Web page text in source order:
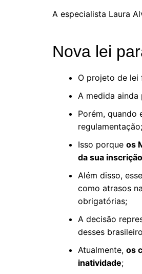
A especialista Laura
Nova lei
O projeto de lei
A medida ainda
Porém, quando
regulamentação;
Isso porque os
da sua inscrição
Além disso,
como atrasos
obrigatórias;
A decisão
desses
Atualmente, os
inatividade;